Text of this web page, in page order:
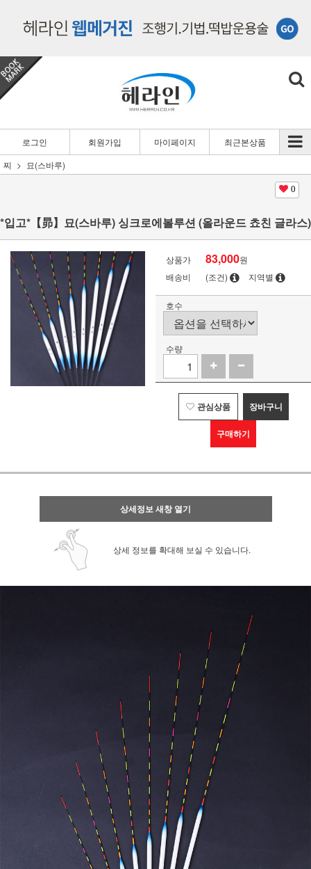
로그인 회원가입 마이페이지
최근본상품
찌
묘(스바루)
0
*입고*【昴】묘(스바루) 싱크로에볼루션 (올라운드 쵸친 글라스)
상품가 83,000원
배송비
(조건) 지역별
호수
수량
관심상품 장바구니
구매하기
상세정보 새창 열기
상세 정보를 확대해 보실 수 있습니다.